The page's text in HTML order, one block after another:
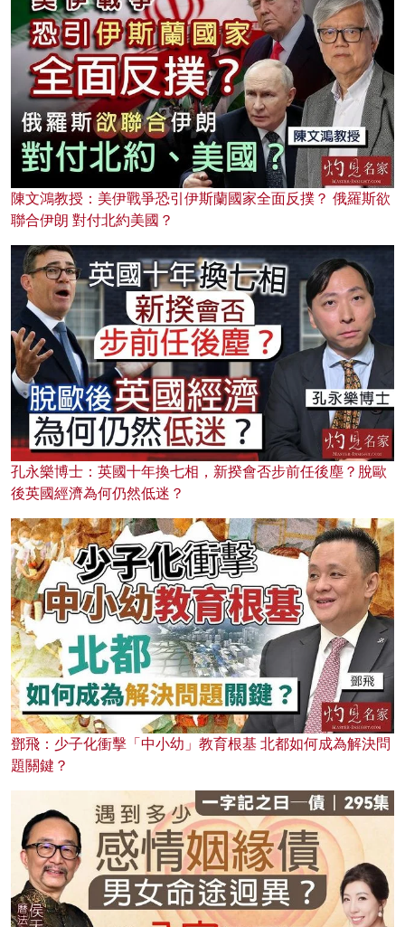
陳文鴻教授：美伊戰爭恐引伊斯蘭國家全面反撲？ 俄羅斯欲
聯合伊朗 對付北約美國？
孔永樂博士：英國十年換七相，新揆會否步前任後塵？脫歐
後英國經濟為何仍然低迷？
鄧飛：少子化衝擊「中小幼」教育根基 北都如何成為解決問
題關鍵？